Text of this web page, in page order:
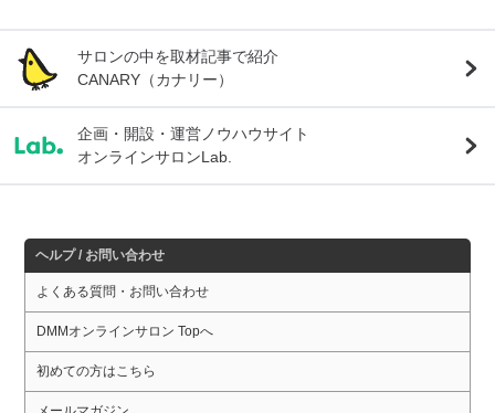
サロンの中を取材記事で紹介
CANARY（カナリー）
企画・開設・運営ノウハウサイト
オンラインサロンLab.
ヘルプ / お問い合わせ
よくある質問・お問い合わせ
DMMオンラインサロン Topへ
初めての方はこちら